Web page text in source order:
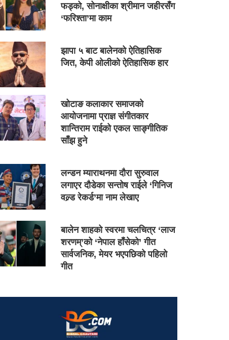
फड्को, सोनाक्षीका श्रीमान जहीरसँग
‘फरिश्ता’मा काम
झापा ५ बाट बालेनको ऐतिहासिक
जित, केपी ओलीको ऐतिहासिक हार
खोटाङ कलाकार समाजको
आयोजनामा प्राज्ञ संगीतकार
शान्तिराम राईको एकल साङ्गीतिक
साँझ हुने
लन्डन म्याराथनमा दौरा सुरुवाल
लगाएर दौडेका सन्तोष राईले ‘गिनिज
वल्र्ड रेकर्ड’मा नाम लेखाए
बालेन शाहको स्वरमा चलचित्र ‘लाज
शरणम्’को ‘नेपाल हाँसेको’ गीत
सार्वजनिक, मेयर भएपछिको पहिलो
गीत